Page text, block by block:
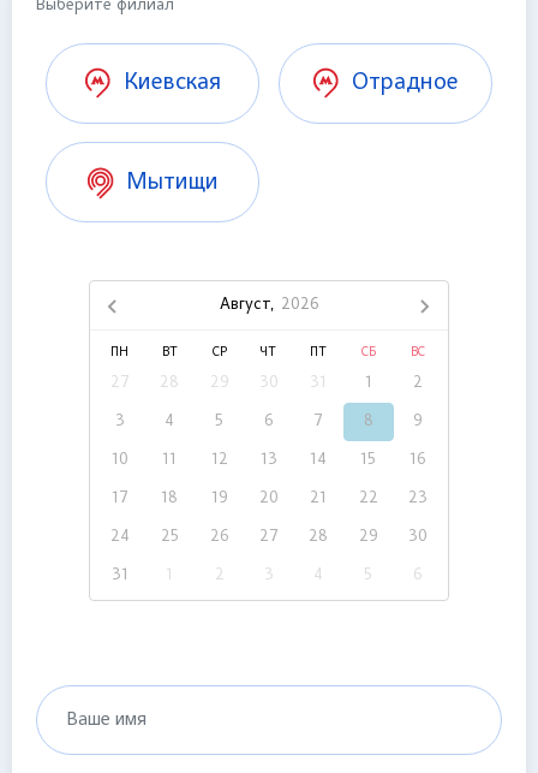
Выберите филиал
Киевская Отрадное
Мытищи
Август, 2026
ПН ВТ СР ЧТ СБ ВС
27 28 29 30 31 1 2
3 4 5 6 7 8 9
10 11 12 13 14 15 16
17 18 19 20 21 22 23
24 25 26 27 28 29 30
31 1 2 3 4 5 6
Ваше имя